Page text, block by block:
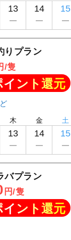
13 14 15
りプラン
/隻
イント還元
木
13
金
14
土
15
バプラン
円/隻
イント還元
1/20